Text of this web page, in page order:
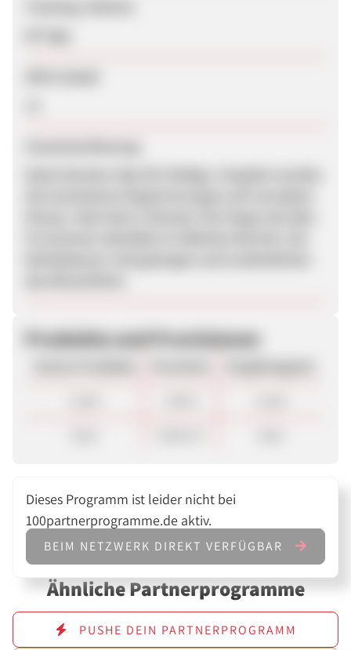
Produkte und Provisionen
Dieses Programm ist leider nicht bei
100partnerprogramme.de aktiv.
BEIM NETZWERK DIREKT VERFÜGBAR
Ähnliche Partnerprogramme
PUSHE DEIN PARTNERPROGRAMM